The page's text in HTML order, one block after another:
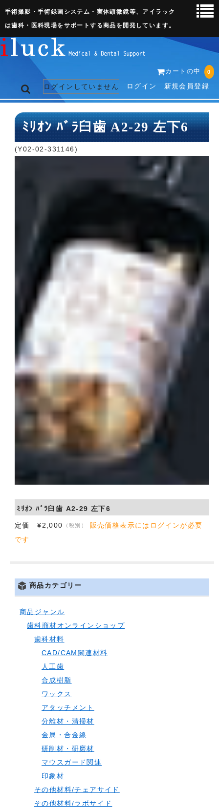
手術撮影・手術録画システム・実体顕微鏡等、アイラック
は歯科・医科現場をサポートする商品を開発しています。
カートの中 0
ログインしていません ログイン 新規会員登録
トップページ
お問い合わせ
ﾐﾘｵﾝ ﾊﾞﾗ臼歯 A2-29 左下6
(Y02-02-331146)
ﾐﾘｵﾝ ﾊﾞﾗ臼歯 A2-29 左下6
定価 ¥2,000 （税別）
販売価格表示にはログインが必要
です
商品カテゴリー
商品ジャンル
歯科商材オンラインショップ
歯科材料
CAD/CAM関連材料
人工歯
合成樹脂
ワックス
アタッチメント
分離材・清掃材
金属・合金線
研削材・研磨材
マウスガード関連
印象材
その他材料/チェアサイド
その他材料/ラボサイド